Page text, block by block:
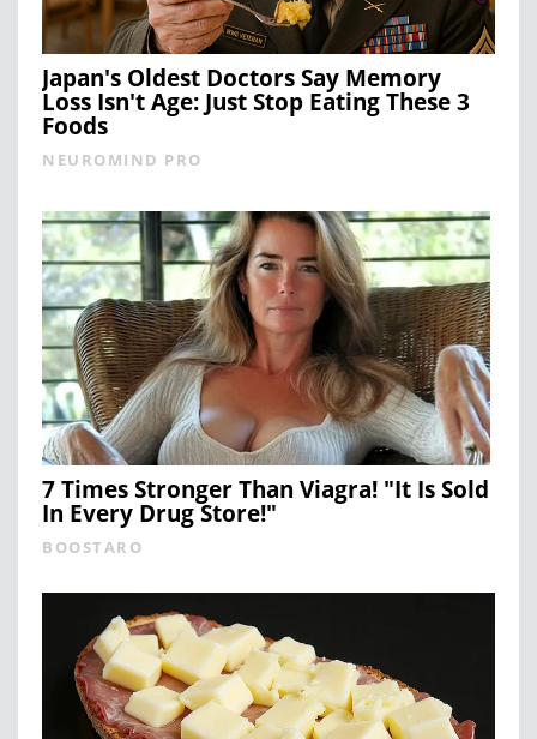
Japan's Oldest Doctors Say Memory
Loss Isn't Age: Just Stop Eating These 3
Foods
NEUROMIND PRO
7 Times Stronger Than Viagra! "It Is Sold
In Every Drug Store!"
BOOSTARO